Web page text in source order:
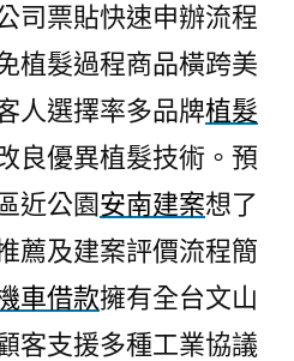
司票貼快速申辦流程
植髮過程商品橫跨美
人選擇率多品牌植髮
良優異植髮技術。預
近公園安南建案想了
薦及建案評價流程簡
車借款擁有全台文山
客支援多種工業協議